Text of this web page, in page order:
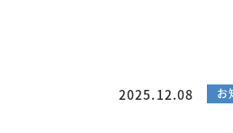
2025.12.08 お